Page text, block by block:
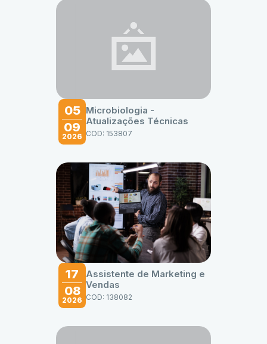
05
09
2026
Microbiologia -
Atualizações Técnicas
COD: 153807
17
08
2026
Assistente de Marketing e
Vendas
COD: 138082